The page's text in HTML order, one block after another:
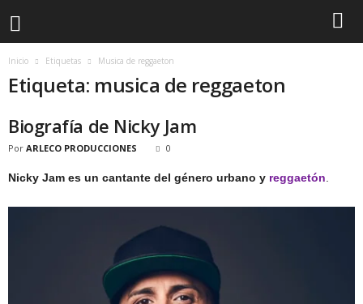
Inicio Etiquetas Musica de reggaeton
Etiqueta: musica de reggaeton
Biografía de Nicky Jam
Por ARLECO PRODUCCIONES 0
Nicky Jam es un cantante del género urbano y reggaetón